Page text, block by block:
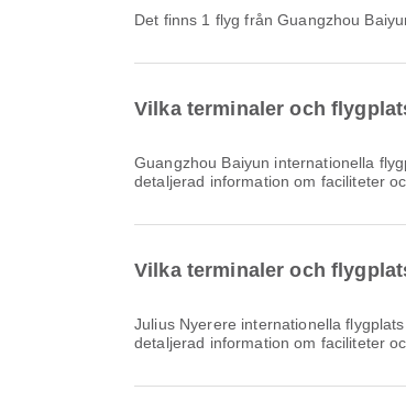
Det finns 1 flyg från Guangzhou
Vilka terminaler och
Guangzhou Baiyun internationella flygplats erbjuder Rökområde, Matställen, Bönerum och många andra bekvämligheter som förbättrar din reseupplevelse. Du kan se
detaljerad information om faciliteter
Vilka terminaler och
Julius Nyerere internationella flygplats erbjuder Bönerum, Lounge, Shuttle-buss och många andra bekvämligheter för att förbättra din reseupplevelse. Du kan se
detaljerad information om faciliteter